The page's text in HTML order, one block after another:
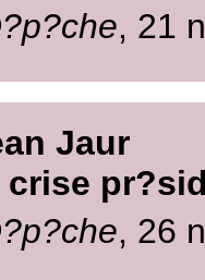
, 21
Jaur
crise
, 26